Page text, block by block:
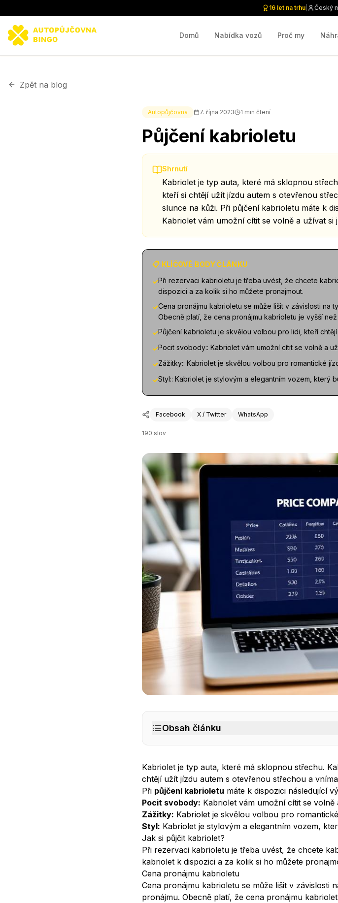
16 let na trhu Český
Domů Nabídka vozů Proč my
Zpět na blog
Autopůjčovna 7. října 2023 1 min čtení
Půjčení kabrioletu
Shrnutí
Kabriolet je typ auta, které má sklopnou
kteří si chtějí užít jízdu autem s otevřenou
slunce na kůži. Při půjčení kabrioletu máte k
Kabriolet vám umožní cítit se volně a užívat si
📋 KLÍČOVÉ BODY ČLÁNKU
✓Při rezervaci kabrioletu je třeba uvést, že chcete
dispozici a za kolik si ho můžete pronajmout.
✓Cena pronájmu kabrioletu se může lišit v závislosti na
Obecně platí, že cena pronájmu kabrioletu je vyšší
✓Půjčení kabrioletu je skvělou volbou pro lidi, kteří
✓Pocit svobody:: Kabriolet vám umožní cítit se volně a
✓Zážitky:: Kabriolet je skvělou volbou pro romantické
✓Styl:: Kabriolet je stylovým a elegantním vozem, který
Facebook X / Twitter WhatsApp
190 slov
Obsah článku
Kabriolet je typ auta, které má sklopnou střechu.
chtějí užít jízdu autem s otevřenou střechou a
Při půjčení kabrioletu máte k dispozici následující
Pocit svobody: Kabriolet vám umožní cítit se
Zážitky: Kabriolet je skvělou volbou pro
Styl: Kabriolet je stylovým a elegantním vozem,
Jak si půjčit kabriolet?
Při rezervaci kabrioletu je třeba uvést, že chcete
kabriolet k dispozici a za kolik si ho můžete
Cena pronájmu kabrioletu
Cena pronájmu kabrioletu se může lišit v závislosti
pronájmu. Obecně platí, že cena pronájmu